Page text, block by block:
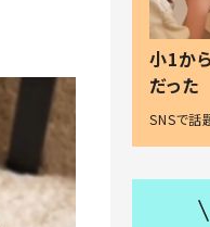
小1か
だっ
る理
SNSで話